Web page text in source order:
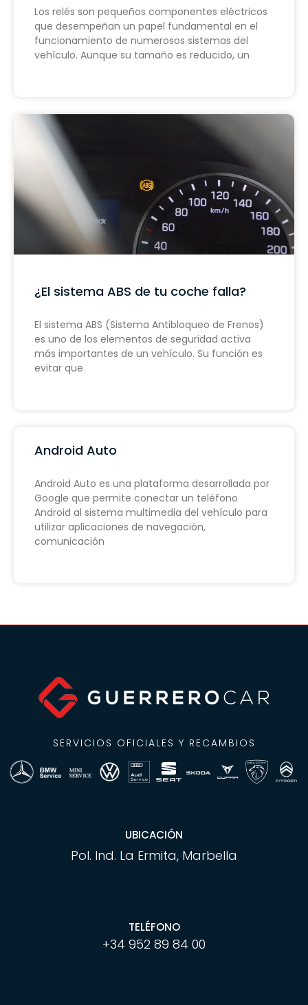
Los relés son pequeños componentes eléctricos
que desempeñan un papel fundamental en el
funcionamiento de numerosos sistemas del
vehículo. Aunque su tamaño es reducido, un
¿El sistema ABS de tu coche falla?
El sistema ABS (Sistema Antibloqueo de Frenos)
es uno de los elementos de seguridad activa
más importantes de un vehículo. Su función es
evitar que
Android Auto
Android Auto es una plataforma desarrollada por
Google que permite conectar un teléfono
Android al sistema multimedia del vehículo para
utilizar aplicaciones de navegación,
comunicación
SERVICIOS OFICIALES Y RECAMBIOS
UBICACIÓN
Pol. Ind. La Ermita, Marbella
TELÉFONO
+34 952 89 84 00